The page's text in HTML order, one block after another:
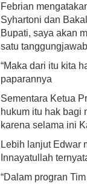
u
m
G
r
t
i
U
n
t
u
k
U
m
Febrian
Syhartoni dan
Bupati, saya akan
satu
“Maka dari itu kita
paparannya
Sementara Ketua
hukum itu hak bagi
karena selama ini
Lebih lanjut Edwar
Innayatullah
“Dalam progran